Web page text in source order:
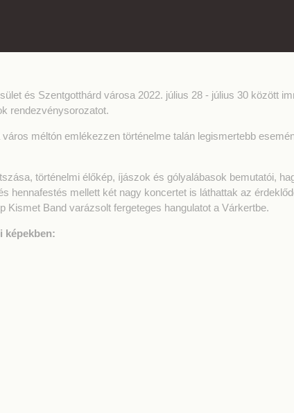
és Szentgotthárd városa 2022. július 28 - július 30 között
rendezvénysorozatot.
méltón emlékezzen történelme talán legismertebb
történelmi élőkép, íjászok és gólyalábasok bemutatói,
hennafestés mellett két nagy koncertet is láthattak az
Kismet Band varázsolt fergeteges hangulatot a Várkertbe.
képekben: